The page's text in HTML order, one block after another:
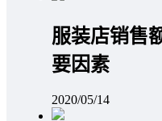
服装店销售
要因素
2020/05/14